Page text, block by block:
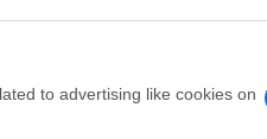
to advertising like cookies on